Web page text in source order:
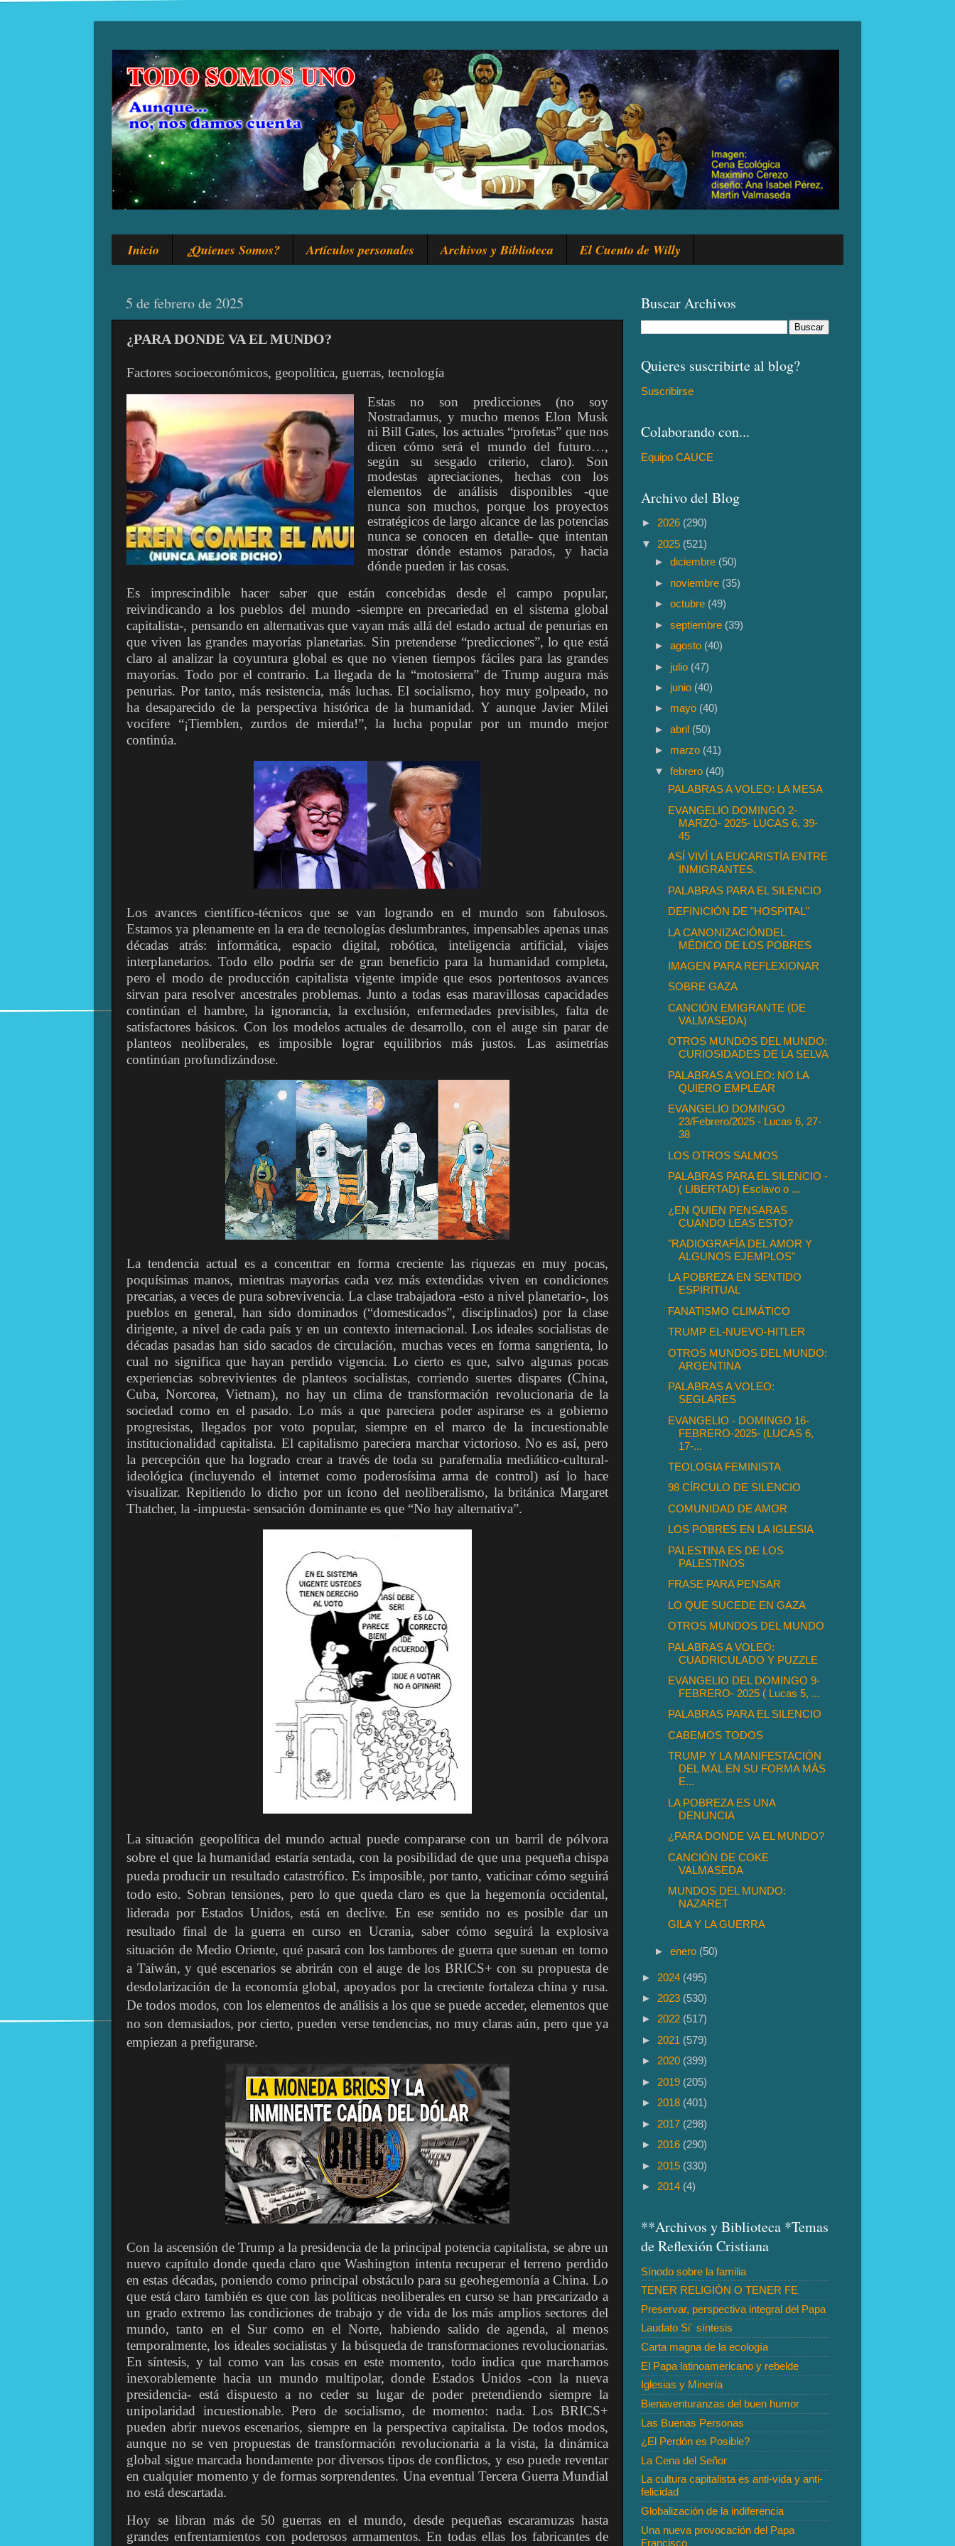
Inicio ¿Quienes Somos? Artículos personales Archivos y Biblioteca El Cuento de Willy
5 de febrero de 2025
¿PARA DONDE VA EL MUNDO?
Factores socioeconómicos, geopolítica, guerras, tecnología
Estas no son predicciones (no soy
Nostradamus, y mucho menos Elon Musk
ni Bill Gates, los actuales “profetas” que nos
dicen cómo será el mundo del futuro…,
según su sesgado criterio, claro). Son
modestas apreciaciones, hechas con los
elementos de análisis disponibles -que
nunca son muchos, porque los proyectos
estratégicos de largo alcance de las potencias
nunca se conocen en detalle- que intentan
mostrar dónde estamos parados, y hacia
dónde pueden ir las cosas.
Es imprescindible hacer saber que están concebidas desde el campo popular,
reivindicando a los pueblos del mundo -siempre en precariedad en el sistema global
capitalista-, pensando en alternativas que vayan más allá del estado actual de penurias en
que viven las grandes mayorías planetarias. Sin pretenderse “predicciones”, lo que está
claro al analizar la coyuntura global es que no vienen tiempos fáciles para las grandes
mayorías. Todo por el contrario. La llegada de la “motosierra” de Trump augura más
penurias. Por tanto, más resistencia, más luchas. El socialismo, hoy muy golpeado, no
ha desaparecido de la perspectiva histórica de la humanidad. Y aunque Javier Milei
vocifere “¡Tiemblen, zurdos de mierda!”, la lucha popular por un mundo mejor
continúa.
Los avances científico-técnicos que se van logrando en el mundo son fabulosos.
Estamos ya plenamente en la era de tecnologías deslumbrantes, impensables apenas unas
décadas atrás: informática, espacio digital, robótica, inteligencia artificial, viajes
interplanetarios. Todo ello podría ser de gran beneficio para la humanidad completa,
pero el modo de producción capitalista vigente impide que esos portentosos avances
sirvan para resolver ancestrales problemas. Junto a todas esas maravillosas capacidades
continúan el hambre, la ignorancia, la exclusión, enfermedades previsibles, falta de
satisfactores básicos. Con los modelos actuales de desarrollo, con el auge sin parar de
planteos neoliberales, es imposible lograr equilibrios más justos. Las asimetrías
continúan profundizándose.
La tendencia actual es a concentrar en forma creciente las riquezas en muy pocas,
poquísimas manos, mientras mayorías cada vez más extendidas viven en condiciones
precarias, a veces de pura sobrevivencia. La clase trabajadora -esto a nivel planetario-, los
pueblos en general, han sido dominados (“domesticados”, disciplinados) por la clase
dirigente, a nivel de cada país y en un contexto internacional. Los ideales socialistas de
décadas pasadas han sido sacados de circulación, muchas veces en forma sangrienta, lo
cual no significa que hayan perdido vigencia. Lo cierto es que, salvo algunas pocas
experiencias sobrevivientes de planteos socialistas, corriendo suertes dispares (China,
Cuba, Norcorea, Vietnam), no hay un clima de transformación revolucionaria de la
sociedad como en el pasado. Lo más a que pareciera poder aspirarse es a gobierno
progresistas, llegados por voto popular, siempre en el marco de la incuestionable
institucionalidad capitalista. El capitalismo pareciera marchar victorioso. No es así, pero
la percepción que ha logrado crear a través de toda su parafernalia mediático-cultural-
ideológica (incluyendo el internet como poderosísima arma de control) así lo hace
visualizar. Repitiendo lo dicho por un ícono del neoliberalismo, la británica Margaret
Thatcher, la -impuesta- sensación dominante es que “No hay alternativa”.
La situación geopolítica del mundo actual puede compararse con un barril de pólvora
sobre el que la humanidad estaría sentada, con la posibilidad de que una pequeña chispa
pueda producir un resultado catastrófico. Es imposible, por tanto, vaticinar cómo seguirá
todo esto. Sobran tensiones, pero lo que queda claro es que la hegemonía occidental,
liderada por Estados Unidos, está en declive. En ese sentido no es posible dar un
resultado final de la guerra en curso en Ucrania, saber cómo seguirá la explosiva
situación de Medio Oriente, qué pasará con los tambores de guerra que suenan en torno
a Taiwán, y qué escenarios se abrirán con el auge de los BRICS+ con su propuesta de
desdolarización de la economía global, apoyados por la creciente fortaleza china y rusa.
De todos modos, con los elementos de análisis a los que se puede acceder, elementos que
no son demasiados, por cierto, pueden verse tendencias, no muy claras aún, pero que ya
empiezan a prefigurarse.
Con la ascensión de Trump a la presidencia de la principal potencia capitalista, se abre un
nuevo capítulo donde queda claro que Washington intenta recuperar el terreno perdido
en estas décadas, poniendo como principal obstáculo para su geohegemonía a China. Lo
que está claro también es que con las políticas neoliberales en curso se han precarizado a
un grado extremo las condiciones de trabajo y de vida de los más amplios sectores del
mundo, tanto en el Sur como en el Norte, habiendo salido de agenda, al menos
temporalmente, los ideales socialistas y la búsqueda de transformaciones revolucionarias.
En síntesis, y tal como van las cosas en este momento, todo indica que marchamos
inexorablemente hacia un mundo multipolar, donde Estados Unidos -con la nueva
presidencia- está dispuesto a no ceder su lugar de poder pretendiendo siempre la
unipolaridad incuestionable. Pero de socialismo, de momento: nada. Los BRICS+
pueden abrir nuevos escenarios, siempre en la perspectiva capitalista. De todos modos,
aunque no se ven propuestas de transformación revolucionaria a la vista, la dinámica
global sigue marcada hondamente por diversos tipos de conflictos, y eso puede reventar
en cualquier momento y de formas sorprendentes. Una eventual Tercera Guerra Mundial
no está descartada.
Hoy se libran más de 50 guerras en el mundo, desde pequeñas escaramuzas hasta
grandes enfrentamientos con poderosos armamentos. En todas ellas los fabricantes de
Buscar Archivos
Quieres suscribirte al blog?
Suscribirse
Colaborando con...
Equipo CAUCE
Archivo del Blog
► 2026 (290)
▼ 2025 (521)
►diciembre (50)
► noviembre (35)
►octubre (49)
►septiembre (39)
►agosto (40)
► julio (47)
► junio (40)
► mayo (40)
►abril (50)
► marzo (41)
▼febrero (40)
PALABRAS A VOLEO: LA MESA
EVANGELIO DOMINGO 2-
MARZO- 2025- LUCAS 6, 39-
45
ASÍ VIVÍ LA EUCARISTÍA ENTRE
INMIGRANTES.
PALABRAS PARA EL SILENCIO
DEFINICIÓN DE "HOSPITAL"
LA CANONIZACIÓNDEL
MÉDICO DE LOS POBRES
IMAGEN PARA REFLEXIONAR
SOBRE GAZA
CANCIÓN EMIGRANTE (DE
VALMASEDA)
OTROS MUNDOS DEL MUNDO:
CURIOSIDADES DE LA SELVA
PALABRAS A VOLEO: NO LA
QUIERO EMPLEAR
EVANGELIO DOMINGO
23/Febrero/2025 - Lucas 6, 27-
38
LOS OTROS SALMOS
PALABRAS PARA EL SILENCIO -
( LIBERTAD) Esclavo o ...
¿EN QUIEN PENSARAS
CUANDO LEAS ESTO?
"RADIOGRAFÍA DEL AMOR Y
ALGUNOS EJEMPLOS"
LA POBREZA EN SENTIDO
ESPIRITUAL
FANATISMO CLIMÁTICO
TRUMP EL-NUEVO-HITLER
OTROS MUNDOS DEL MUNDO:
ARGENTINA
PALABRAS A VOLEO:
SEGLARES
EVANGELIO - DOMINGO 16-
FEBRERO-2025- (LUCAS 6,
17-...
TEOLOGIA FEMINISTA
98 CÍRCULO DE SILENCIO
COMUNIDAD DE AMOR
LOS POBRES EN LA IGLESIA
PALESTINA ES DE LOS
PALESTINOS
FRASE PARA PENSAR
LO QUE SUCEDE EN GAZA
OTROS MUNDOS DEL MUNDO
PALABRAS A VOLEO:
CUADRICULADO Y PUZZLE
EVANGELIO DEL DOMINGO 9-
FEBRERO- 2025 ( Lucas 5, ...
PALABRAS PARA EL SILENCIO
CABEMOS TODOS
TRUMP Y LA MANIFESTACIÓN
DEL MAL EN SU FORMA MÁS
E...
LA POBREZA ES UNA
DENUNCIA
¿PARA DONDE VA EL MUNDO?
CANCIÓN DE COKE
VALMASEDA
MUNDOS DEL MUNDO:
NAZARET
GILA Y LA GUERRA
►enero (50)
► 2024 (495)
► 2023 (530)
► 2022 (517)
► 2021 (579)
► 2020 (399)
► 2019 (205)
► 2018 (401)
► 2017 (298)
► 2016 (290)
► 2015 (330)
► 2014 (4)
**Archivos y Biblioteca *Temas
de Reflexión Cristiana
Sínodo sobre la familia
TENER RELIGIÓN O TENER FE
Preservar, perspectiva integral del Papa
Laudato Si´ síntesis
Carta magna de la ecología
El Papa latinoamericano y rebelde
Iglesias y Minería
Bienaventuranzas del buen humor
Las Buenas Personas
¿El Perdón es Posible?
La Cena del Señor
La cultura capitalista es anti-vida y anti-
felicidad
Globalización de la indiferencia
Una nueva provocación del Papa
Francisco